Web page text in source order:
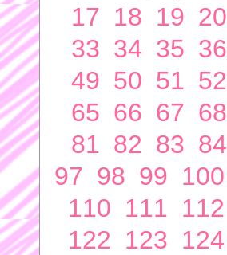
17 18 19 20
33 34 35 36
49 50 51 52
65 66 67 68
81 82 83 84
97 98 99 100
110 111 112
122 123 124